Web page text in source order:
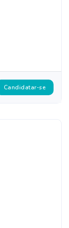
Candidatar-se